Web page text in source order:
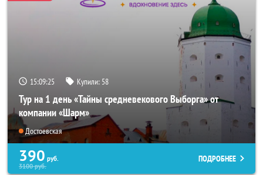
15:09:22 Купили: 58
Тур на 1 день «Тайны средневекового Выборга» от
компании «Шарм»
Достоевская
390 руб.
3100руб.
ПОДРОБНЕЕ